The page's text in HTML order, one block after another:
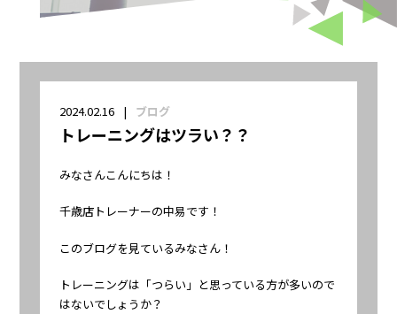
2024.02.16 ブログ
トレーニングはツラい？？
みなさんこんにちは！
千歳店トレーナーの中易です！
このブログを見ているみなさん！
トレーニングは「つらい」と思っている方が多いので
はないでしょうか？